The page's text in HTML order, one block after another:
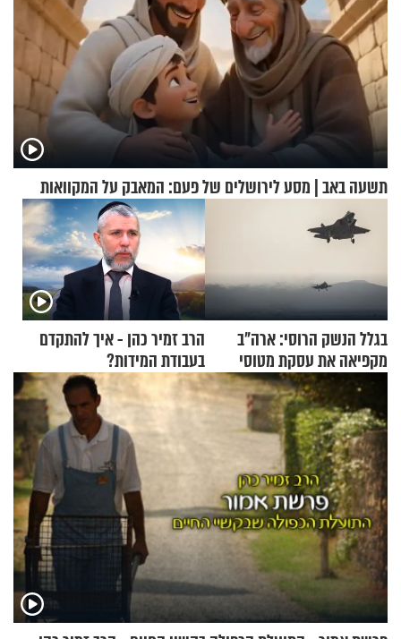
תשעה באב | מסע לירושלים של פעם: המאבק על המקוואות
בגלל הנשק הרוסי: ארה"ב
מקפיאה את עסקת מטוסי
הקרב לטורקיה
הרב זמיר כהן - איך להתקדם
בעבודת המידות?